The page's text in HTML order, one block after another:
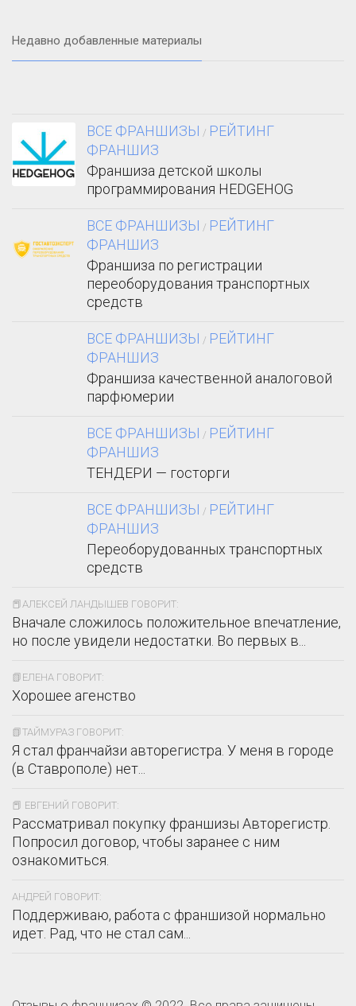
Недавно добавленные материалы
ВСЕ ФРАНШИЗЫ / РЕЙТИНГ
ФРАНШИЗ
Франшиза детской школы
программирования HEDGEHOG
ВСЕ ФРАНШИЗЫ / РЕЙТИНГ
ФРАНШИЗ
Франшиза по регистрации
переоборудования транспортных
средств
ВСЕ ФРАНШИЗЫ / РЕЙТИНГ
ФРАНШИЗ
Франшиза качественной аналоговой
парфюмерии
ВСЕ ФРАНШИЗЫ / РЕЙТИНГ
ФРАНШИЗ
ТЕНДЕРИ — госторги
ВСЕ ФРАНШИЗЫ / РЕЙТИНГ
ФРАНШИЗ
Переоборудованных транспортных
средств
📕АЛЕКСЕЙ ЛАНДЫШЕВ ГОВОРИТ:
Вначале сложилось положительное впечатление,
но после увидели недостатки. Во первых в...
📗ЕЛЕНА ГОВОРИТ:
Хорошее агенство
📗ТАЙМУРАЗ ГОВОРИТ:
Я стал франчайзи авторегистра. У меня в городе
(в Ставрополе) нет...
📕 ЕВГЕНИЙ ГОВОРИТ:
Рассматривал покупку франшизы Авторегистр.
Попросил договор, чтобы заранее с ним
ознакомиться.
АНДРЕЙ ГОВОРИТ:
Поддерживаю, работа с франшизой нормально
идет. Рад, что не стал сам...